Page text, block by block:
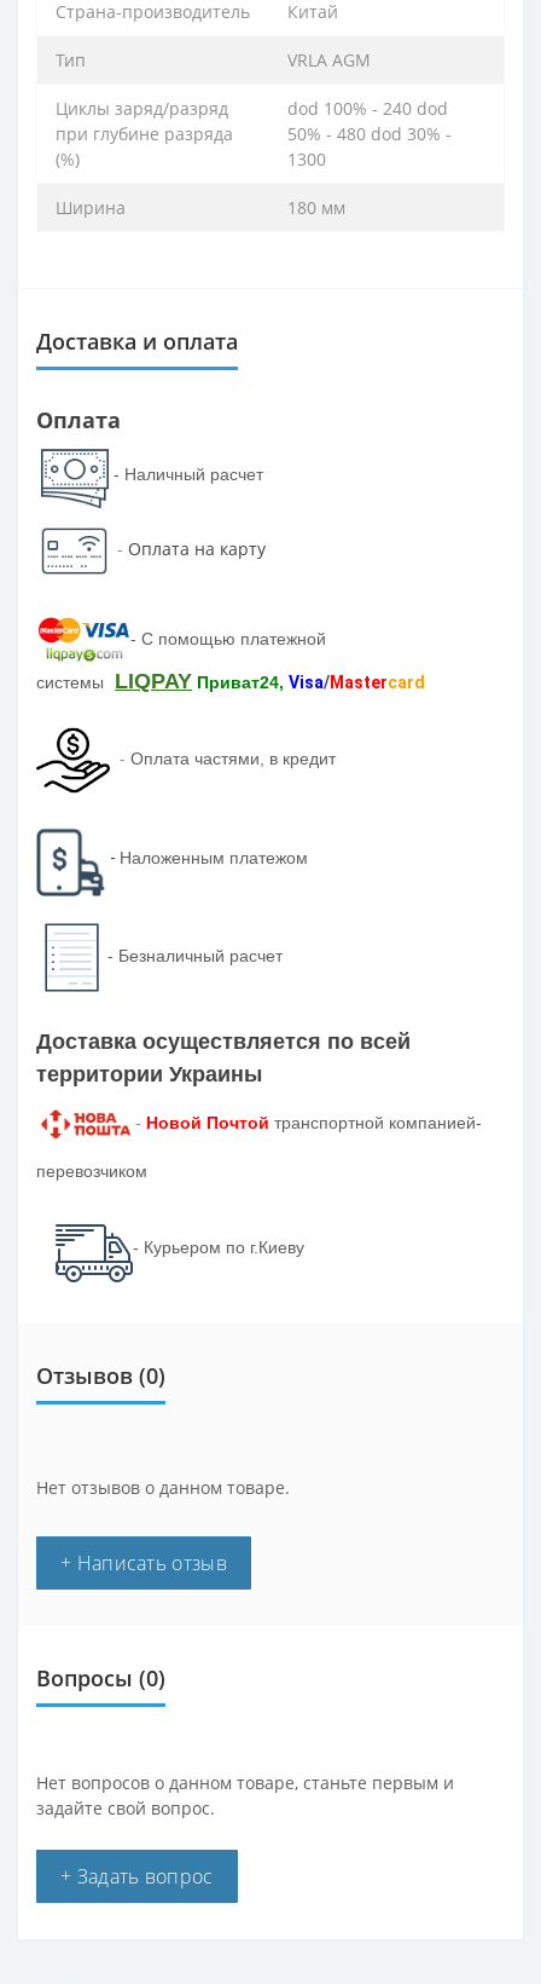
Страна-производитель Китай
Тип VRLA AGM
Циклы заряд/разряд
при глубине разряда
(%)
dod 100% - 240 dod
50% - 480 dod 30% -
1300
Ширина 180 мм
Доставка и оплата
Оплата
- Наличный расчет
- Оплата на карту
- С помощью платежной
системы LIQPAY Приват24, Visa/Mastercard
- Оплата частями, в кредит
- Наложенным платежом
- Безналичный расчет
Доставка осуществляется по всей
территории Украины
- Новой Почтой транспортной компанией-
перевозчиком
- Курьером по г.Киеву
Отзывов (0)
Нет отзывов о данном товаре.
+ Написать отзыв
Вопросы (0)
Нет вопросов о данном товаре, станьте первым и
задайте свой вопрос.
+ Задать вопрос